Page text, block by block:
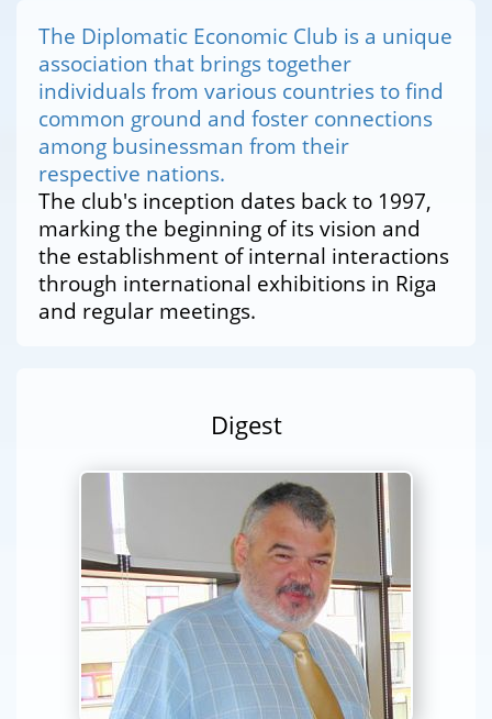
The Diplomatic Economic Club is a unique
association that brings together
individuals from various countries to find
common ground and foster connections
among businessman from their
respective nations.
The club's inception dates back to 1997,
marking the beginning of its vision and
the establishment of internal interactions
through international exhibitions in Riga
and regular meetings.
Digest